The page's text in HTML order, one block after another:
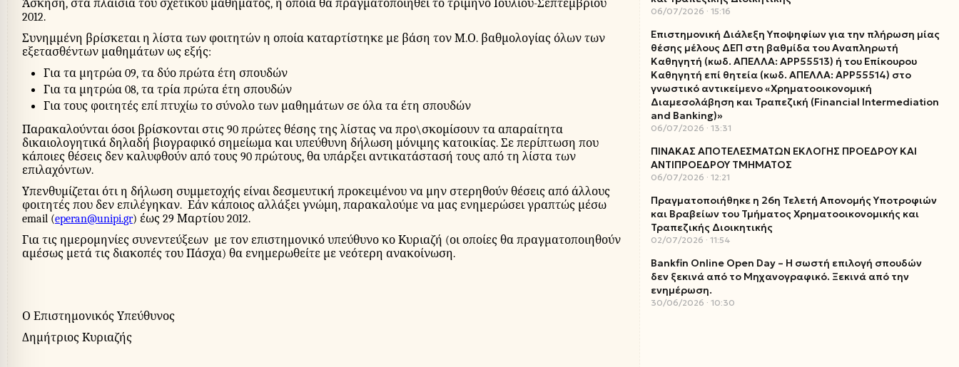
Άσκηση, στα πλαίσια του σχετικού μαθήματος, η οποία θα πραγματοποιηθεί το τρίμηνο Ιουλίου-Σεπτεμβρίου
2012.
Συνημμένη βρίσκεται η λίστα των φοιτητών η οποία καταρτίστηκε με βάση τον Μ.Ο. βαθμολογίας όλων των
εξετασθέντων μαθημάτων ως εξής:
Για τα μητρώα 09, τα δύο πρώτα έτη σπουδών
Για τα μητρώα 08, τα τρία πρώτα έτη σπουδών
Για τους φοιτητές επί πτυχίω το σύνολο των μαθημάτων σε όλα τα έτη σπουδών
Παρακαλούνται όσοι βρίσκονται στις 90 πρώτες θέσης της λίστας να προ\σκομίσουν τα απαραίτητα
δικαιολογητικά δηλαδή βιογραφικό σημείωμα και υπεύθυνη δήλωση μόνιμης κατοικίας. Σε περίπτωση που
κάποιες θέσεις δεν καλυφθούν από τους 90 πρώτους, θα υπάρξει αντικατάστασή τους από τη λίστα των
επιλαχόντων.
Υπενθυμίζεται ότι η δήλωση συμμετοχής είναι δεσμευτική προκειμένου να μην στερηθούν θέσεις από άλλους
φοιτητές που δεν επιλέγηκαν. Εάν κάποιος αλλάξει γνώμη, παρακαλούμε να μας ενημερώσει γραπτώς μέσω
email (eperan@unipi.gr) έως 29 Μαρτίου 2012.
Για τις ημερομηνίες συνεντεύξεων με τον επιστημονικό υπεύθυνο κο Κυριαζή (οι οποίες θα πραγματοποιηθούν
αμέσως μετά τις διακοπές του Πάσχα) θα ενημερωθείτε με νεότερη ανακοίνωση.
Ο Επιστημονικός Υπεύθυνος
Δημήτριος Κυριαζής
06/07/2026 15:16
Επιστημονική Διάλεξη Υποψηφίων για την πλήρωση μίας
θέσης μέλους ΔΕΠ στη βαθμίδα του Αναπληρωτή
Καθηγητή (κωδ. ΑΠΕΛΛΑ: ΑΡΡ55513) ή του Επίκουρου
Καθηγητή επί θητεία (κωδ. ΑΠΕΛΛΑ: ΑΡΡ55514) στο
γνωστικό αντικείμενο «Χρηματοοικονομική
Διαμεσολάβηση και Τραπεζική (Financial Intermediation
and Banking)»
06/07/2026 13:31
ΠΙΝΑΚΑΣ ΑΠΟΤΕΛΕΣΜΑΤΩΝ ΕΚΛΟΓΗΣ ΠΡΟΕΔΡΟΥ ΚΑΙ
ΑΝΤΙΠΡΟΕΔΡΟΥ ΤΜΗΜΑΤΟΣ
06/07/2026 12:21
Πραγματοποιήθηκε η 26η Τελετή Απονομής Υποτροφιών
και Βραβείων του Τμήματος Χρηματοοικονομικής και
Τραπεζικής Διοικητικής
02/07/2026 11:54
Bankfin Online Open Day – Η σωστή επιλογή σπουδών
δεν ξεκινά από το Μηχανογραφικό. Ξεκινά από την
ενημέρωση.
30/06/2026 10:30